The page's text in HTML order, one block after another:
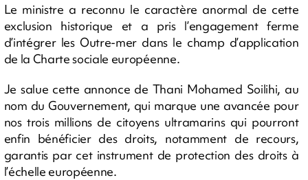
Le ministre a reconnu le caractère anormal de cette
exclusion historique et a pris l’engagement ferme
d’intégrer les Outre-mer dans le champ d’application
de la Charte sociale européenne.
Je salue cette annonce de Thani Mohamed Soilihi, au
nom du Gouvernement, qui marque une avancée pour
nos trois millions de citoyens ultramarins qui pourront
enfin bénéficier des droits, notamment de recours,
garantis par cet instrument de protection des droits à
l’échelle européenne.